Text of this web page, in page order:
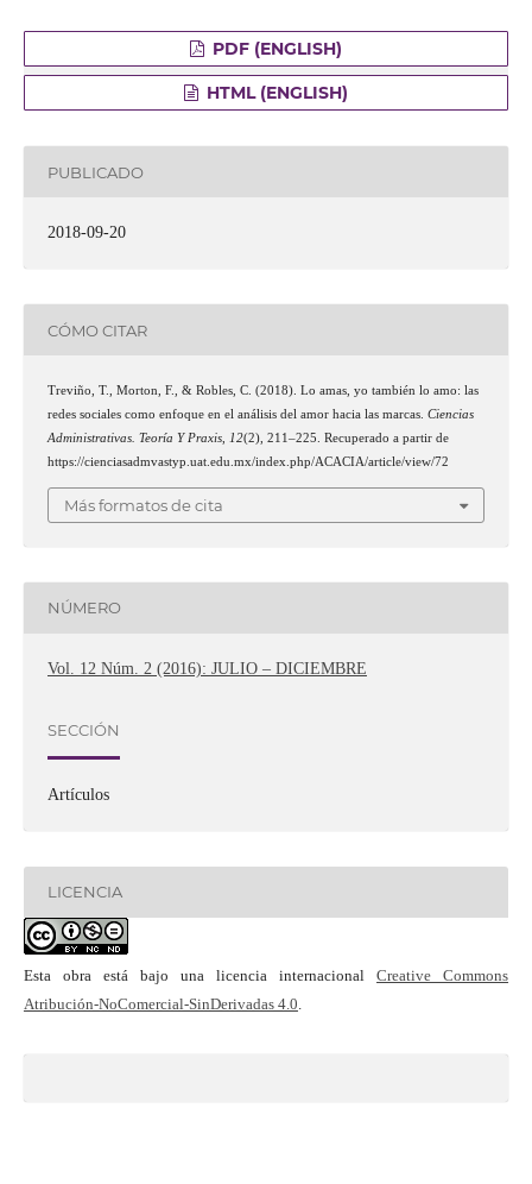
PDF (ENGLISH)
HTML (ENGLISH)
PUBLICADO
2018-09-20
CÓMO CITAR
Treviño, T., Morton, F., & Robles, C. (2018). Lo amas, yo también lo amo: las
redes sociales como enfoque en el análisis del amor hacia las marcas. Ciencias
Administrativas. Teoría Y Praxis, 12(2), 211–225. Recuperado a partir de
https://cienciasadmvastyp.uat.edu.mx/index.php/ACACIA/article/view/72
Más formatos de cita
NÚMERO
Vol. 12 Núm. 2 (2016): JULIO – DICIEMBRE
SECCIÓN
Artículos
LICENCIA
Esta obra está bajo una licencia internacionalCreative Commons
Atribución-NoComercial-SinDerivadas 4.0